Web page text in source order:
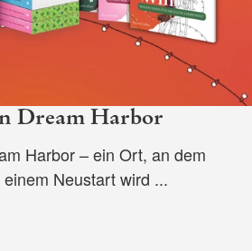
Dream Harbor
Harbor – ein Ort, an dem
Neustart wird ...